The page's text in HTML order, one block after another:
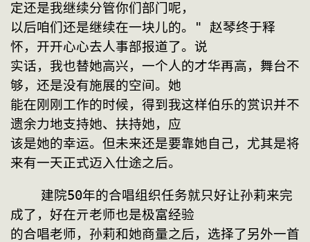
定还是我继续分管你们部门呢，
以后咱们还是继续在一块儿的。" 赵琴终于释
怀，开开心心去人事部报道了。说
实话，我也替她高兴，一个人的才华再高，舞台不
够，还是没有施展的空间。她
能在刚刚工作的时候，得到我这样伯乐的赏识并不
遗余力地支持她、扶持她，应
该是她的幸运。但未来还是要靠她自己，尤其是将
来有一天正式迈入仕途之后。
成了，好在亓老师也是极富经验
的合唱老师，孙莉和她商量之后，选择了另外一首